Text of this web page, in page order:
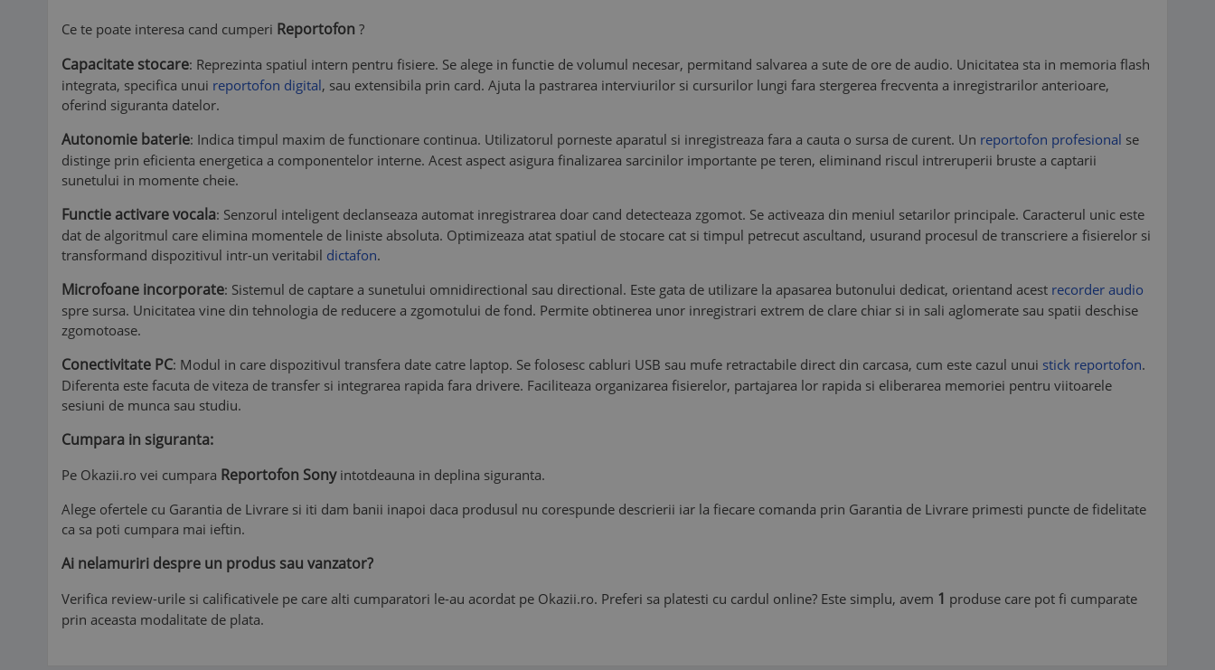
Ce te poate interesa cand cumperi Reportofon ?
Capacitate stocare: Reprezinta spatiul intern pentru fisiere. Se alege in functie de volumul necesar, permitand salvarea a sute de ore de audio. Unicitatea sta in memoria flash
integrata, specifica unui reportofon digital, sau extensibila prin card. Ajuta la pastrarea interviurilor si cursurilor lungi fara stergerea frecventa a inregistrarilor anterioare,
oferind siguranta datelor.
Autonomie baterie: Indica timpul maxim de functionare continua. Utilizatorul porneste aparatul si inregistreaza fara a cauta o sursa de curent. Un reportofon profesional se
distinge prin eficienta energetica a componentelor interne. Acest aspect asigura finalizarea sarcinilor importante pe teren, eliminand riscul intreruperii bruste a captarii
sunetului in momente cheie.
Functie activare vocala: Senzorul inteligent declanseaza automat inregistrarea doar cand detecteaza zgomot. Se activeaza din meniul setarilor principale. Caracterul unic este
dat de algoritmul care elimina momentele de liniste absoluta. Optimizeaza atat spatiul de stocare cat si timpul petrecut ascultand, usurand procesul de transcriere a fisierelor si
transformand dispozitivul intr-un veritabil dictafon.
Microfoane incorporate: Sistemul de captare a sunetului omnidirectional sau directional. Este gata de utilizare la apasarea butonului dedicat, orientand acest recorder audio
spre sursa. Unicitatea vine din tehnologia de reducere a zgomotului de fond. Permite obtinerea unor inregistrari extrem de clare chiar si in sali aglomerate sau spatii deschise
zgomotoase.
Conectivitate PC: Modul in care dispozitivul transfera date catre laptop. Se folosesc cabluri USB sau mufe retractabile direct din carcasa, cum este cazul unui stick reportofon.
Diferenta este facuta de viteza de transfer si integrarea rapida fara drivere. Faciliteaza organizarea fisierelor, partajarea lor rapida si eliberarea memoriei pentru viitoarele
sesiuni de munca sau studiu.
Cumpara in siguranta:
Pe Okazii.ro vei cumpara Reportofon Sonyintotdeauna in deplina siguranta.
Alege ofertele cu Garantia de Livrare si iti dam banii inapoi daca produsul nu corespunde descrierii iar la fiecare comanda prin Garantia de Livrare primesti puncte de fidelitate
ca sa poti cumpara mai ieftin.
Ai nelamuriri despre un produs sau vanzator?
Verifica review-urile si calificativele pe care alti cumparatori le-au acordat pe Okazii.ro. Preferi sa platesti cu cardul online? Este simplu, avem 1 produse care pot fi cumparate
prin aceasta modalitate de plata.